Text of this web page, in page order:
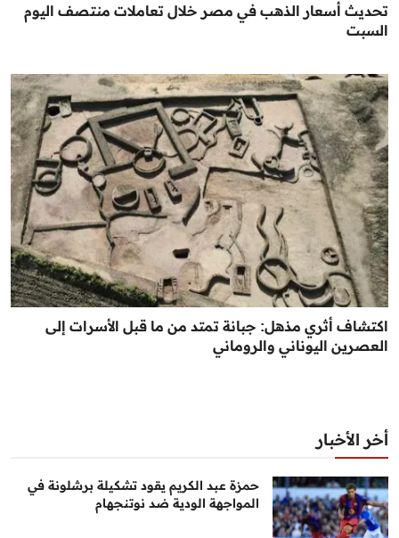
تحديث أسعار الذهب في مصر خلال تعاملات منتصف اليوم
السبت
اكتشاف أثري مذهل: جبانة تمتد من ما قبل الأسرات إلى
العصرين اليوناني والروماني
أخر الأخبار
حمزة عبد الكريم يقود تشكيلة برشلونة في
المواجهة الودية ضد نوتنجهام